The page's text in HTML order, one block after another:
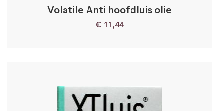
Volatile Anti hoofdluis olie
€ 11,44